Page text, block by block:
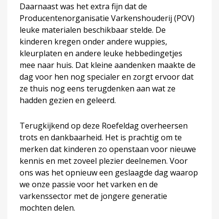
Daarnaast was het extra fijn dat de
Producentenorganisatie Varkenshouderij (POV)
leuke materialen beschikbaar stelde. De
kinderen kregen onder andere wuppies,
kleurplaten en andere leuke hebbedingetjes
mee naar huis. Dat kleine aandenken maakte de
dag voor hen nog specialer en zorgt ervoor dat
ze thuis nog eens terugdenken aan wat ze
hadden gezien en geleerd.
Terugkijkend op deze Roefeldag overheersen
trots en dankbaarheid. Het is prachtig om te
merken dat kinderen zo openstaan voor nieuwe
kennis en met zoveel plezier deelnemen. Voor
ons was het opnieuw een geslaagde dag waarop
we onze passie voor het varken en de
varkenssector met de jongere generatie
mochten delen.